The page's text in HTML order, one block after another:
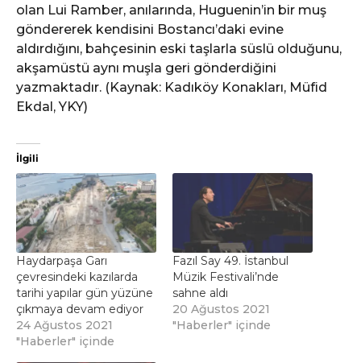
olan Lui Ramber, anılarında, Huguenin’in bir muş
göndererek kendisini Bostancı’daki evine
aldırdığını, bahçesinin eski taşlarla süslü olduğunu,
akşamüstü aynı muşla geri gönderdiğini
yazmaktadır. (Kaynak: Kadıköy Konakları, Müfid
Ekdal, YKY)
İlgili
Haydarpaşa Garı
çevresindeki kazılarda
tarihi yapılar gün yüzüne
çıkmaya devam ediyor
24 Ağustos 2021
"Haberler" içinde
Fazıl Say 49. İstanbul
Müzik Festivali’nde
sahne aldı
20 Ağustos 2021
"Haberler" içinde